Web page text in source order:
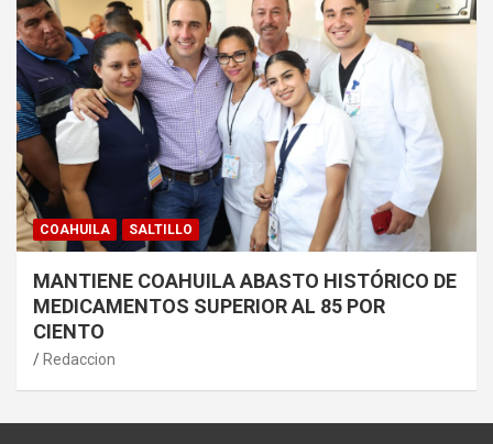
COAHUILA SALTILLO
MANTIENE COAHUILA ABASTO HISTÓRICO DE
MEDICAMENTOS SUPERIOR AL 85 POR
CIENTO
Redaccion